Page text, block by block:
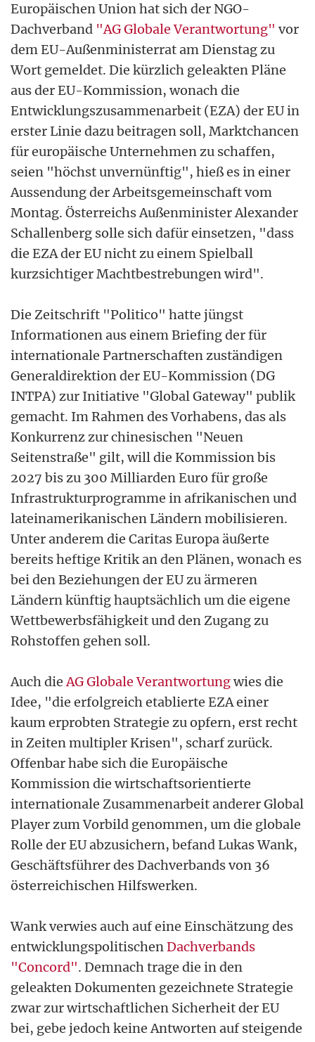
Europäischen Union hat sich der NGO-
Dachverband "AG Globale Verantwortung" vor
dem EU-Außenministerrat am Dienstag zu
Wort gemeldet. Die kürzlich geleakten Pläne
aus der EU-Kommission, wonach die
Entwicklungszusammenarbeit (EZA) der EU in
erster Linie dazu beitragen soll, Marktchancen
für europäische Unternehmen zu schaffen,
seien "höchst unvernünftig", hieß es in einer
Aussendung der Arbeitsgemeinschaft vom
Montag. Österreichs Außenminister Alexander
Schallenberg solle sich dafür einsetzen, "dass
die EZA der EU nicht zu einem Spielball
kurzsichtiger Machtbestrebungen wird".
Die Zeitschrift "Politico" hatte jüngst
Informationen aus einem Briefing der für
internationale Partnerschaften zuständigen
Generaldirektion der EU-Kommission (DG
INTPA) zur Initiative "Global Gateway" publik
gemacht. Im Rahmen des Vorhabens, das als
Konkurrenz zur chinesischen "Neuen
Seitenstraße" gilt, will die Kommission bis
2027 bis zu 300 Milliarden Euro für große
Infrastrukturprogramme in afrikanischen und
lateinamerikanischen Ländern mobilisieren.
Unter anderem die Caritas Europa äußerte
bereits heftige Kritik an den Plänen, wonach es
bei den Beziehungen der EU zu ärmeren
Ländern künftig hauptsächlich um die eigene
Wettbewerbsfähigkeit und den Zugang zu
Rohstoffen gehen soll.
Auch dieAG Globale Verantwortungwies die
Idee, "die erfolgreich etablierte EZA einer
kaum erprobten Strategie zu opfern, erst recht
in Zeiten multipler Krisen", scharf zurück.
Offenbar habe sich die Europäische
Kommission die wirtschaftsorientierte
internationale Zusammenarbeit anderer Global
Player zum Vorbild genommen, um die globale
Rolle der EU abzusichern, befand Lukas Wank,
Geschäftsführer des Dachverbands von 36
österreichischen Hilfswerken.
Wank verwies auch auf eine Einschätzung des
entwicklungspolitischenDachverbands
"Concord". Demnach trage die in den
geleakten Dokumenten gezeichnete Strategie
zwar zur wirtschaftlichen Sicherheit der EU
bei, gebe jedoch keine Antworten auf steigende